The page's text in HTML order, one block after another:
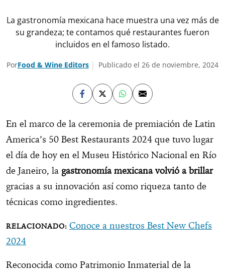
La gastronomía mexicana hace muestra una vez más de
su grandeza; te contamos qué restaurantes fueron
incluidos en el famoso listado.
PorFood & Wine Editors Publicado el 26 de noviembre, 2024
En el marco de la ceremonia de premiación de Latin
America’s 50 Best Restaurants 2024 que tuvo lugar
el día de hoy en el Museu Histórico Nacional en Río
de Janeiro, la gastronomía mexicana volvió a brillar
gracias a su innovación así como riqueza tanto de
técnicas como ingredientes.
Conoce a nuestros Best New Chefs
2024
Reconocida como Patrimonio Inmaterial de la